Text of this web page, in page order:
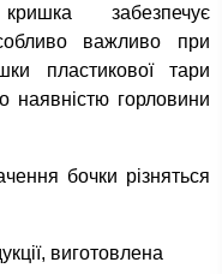
забезпечує
важливо при
пластикової тари
наявністю горловини
бочки різняться
виготовлена